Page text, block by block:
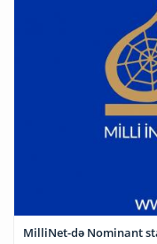
MilliNet-də Nominant